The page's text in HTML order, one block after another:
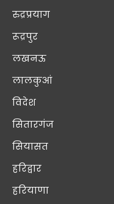
रुद्रप्रयाग
रूद्रपुर
लखनऊ
लालकुआं
विदेश
सितारगंज
सियासत
हरिद्वार
हरियाणा